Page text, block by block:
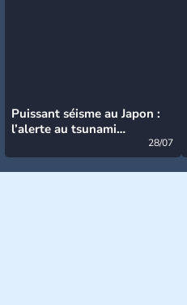
Puissant séisme au Japon :
l’alerte au tsunami
28/07